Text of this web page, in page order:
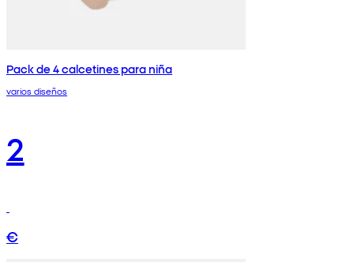
Pack de 4 calcetines para niña
varios diseños
2
€